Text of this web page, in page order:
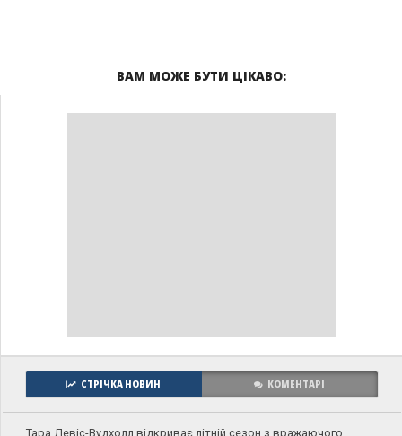
ВАМ МОЖЕ БУТИ ЦІКАВО:
СТРІЧКА НОВИН КОМЕНТАРІ
Тара Девіс-Вудхолл відкриває літній сезон з вражаючого